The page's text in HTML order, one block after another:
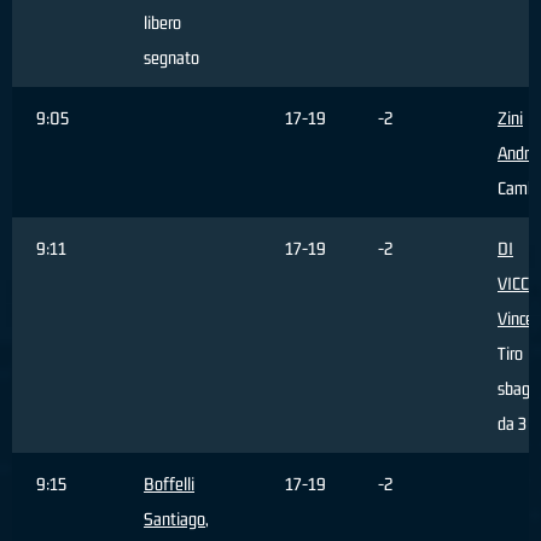
libero
segnato
9:05 17-19 -2
Zini
9:11 17-19 -2
DI
Tiro
da 3
9:15
Boffelli
Santiago,
17-19 -2